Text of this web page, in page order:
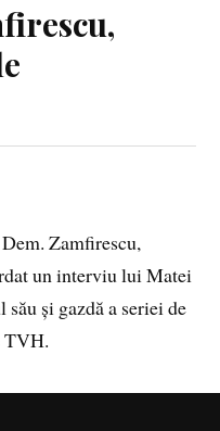
Zamfirescu,
un interviu lui Matei
și gazdă a seriei de
TVH.